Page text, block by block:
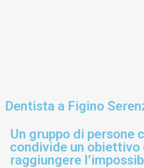
Dentista a Figino
Un gruppo di persone
condivide un obiettivo
raggiungere